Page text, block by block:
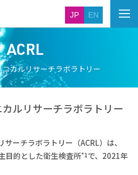
JP EN
ACRL
カルリサーチラボラトリー
ルリサーチラボラトリー
ーチラボラトリー（ACRL）は、
目的とした衛生検査所*1で、2021年